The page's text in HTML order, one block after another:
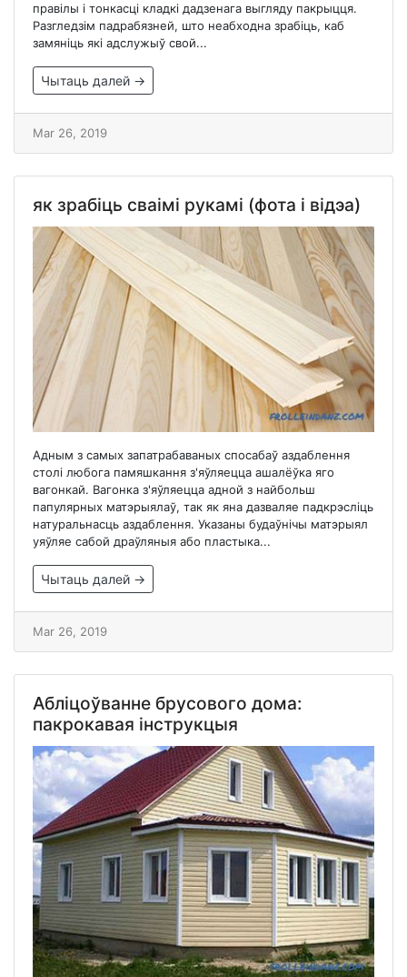
правілы і тонкасці кладкі дадзенага выгляду пакрыцця.
Разгледзім падрабязней, што неабходна зрабіць, каб
замяніць які адслужыў свой...
Чытаць далей →
Mar 26, 2019
як зрабіць сваімі рукамі (фота і відэа)
Адным з самых запатрабаваных спосабаў аздаблення
столі любога памяшкання з'яўляецца ашалёўка яго
вагонкай. Вагонка з'яўляецца адной з найбольш
папулярных матэрыялаў, так як яна дазваляе падкрэсліць
натуральнасць аздаблення. Указаны будаўнічы матэрыял
уяўляе сабой драўляныя або пластыка...
Чытаць далей →
Mar 26, 2019
Абліцоўванне брусового дома:
пакрокавая інструкцыя